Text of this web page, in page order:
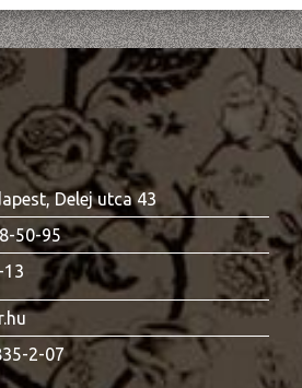
Delej utca 43
50-95
2-07